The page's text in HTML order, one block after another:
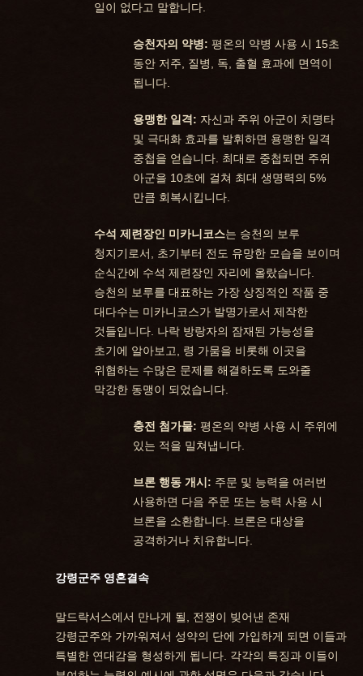
일이 없다고 말합니다.
승천자의 약병: 평온의 약병 사용 시 15초
동안 저주, 질병, 독, 출혈 효과에 면역이
됩니다.
용맹한 일격: 자신과 주위 아군이 치명타
및 극대화 효과를 발휘하면 용맹한 일격
중첩을 얻습니다. 최대로 중첩되면 주위
아군을 10초에 걸쳐 최대 생명력의 5%
만큼 회복시킵니다.
수석 제련장인 미카니코스는 승천의 보루
청지기로서, 초기부터 전도 유망한 모습을 보이며
순식간에 수석 제련장인 자리에 올랐습니다.
승천의 보루를 대표하는 가장 상징적인 작품 중
대다수는 미카니코스가 발명가로서 제작한
것들입니다. 나락 방랑자의 잠재된 가능성을
초기에 알아보고, 령 가뭄을 비롯해 이곳을
위협하는 수많은 문제를 해결하도록 도와줄
막강한 동맹이 되었습니다.
충전 첨가물: 평온의 약병 사용 시 주위에
있는 적을 밀쳐냅니다.
브론 행동 개시: 주문 및 능력을 여러번
사용하면 다음 주문 또는 능력 사용 시
브론을 소환합니다. 브론은 대상을
공격하거나 치유합니다.
강령군주 영혼결속
말드락서스에서 만나게 될, 전쟁이 빚어낸 존재
강령군주와 가까워져서 성약의 단에 가입하게 되면 이들과
특별한 연대감을 형성하게 됩니다. 각각의 특징과 이들이